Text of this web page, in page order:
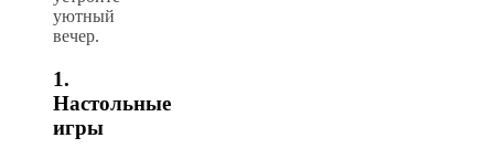
уютный
вечер.
1.
Настольные
игры